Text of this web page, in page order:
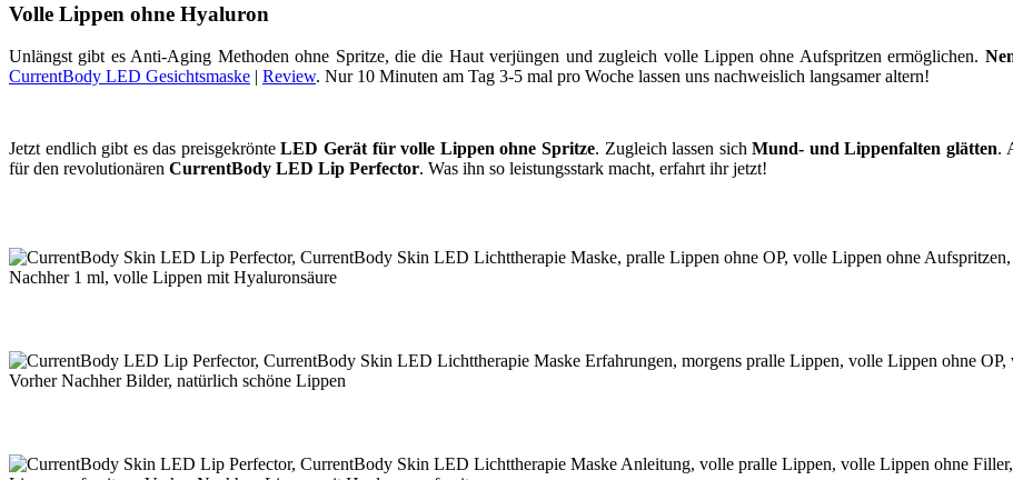
Volle Lippen ohne Hyaluron
Unlängst gibt es Anti-Aging Methoden ohne Spritze, die die Haut verjüngen und zugleich volle Lippen ohne Aufspritzen ermöglichen.
CurrentBody LED Gesichtsmaske | Review. Nur 10 Minuten am Tag 3-5 mal pro Woche lassen uns nachweislich langsamer altern!
Jetzt endlich gibt es das preisgekrönteLED Gerät für volle Lippen ohne Spritze. Zugleich lassen sichMund- und Lippenfalten glätten.
für den revolutionären CurrentBody LED Lip Perfector. Was ihn so leistungsstark macht, erfahrt ihr jetzt!